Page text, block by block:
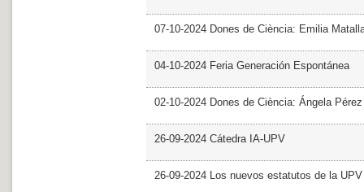
07-10-2024 Dones de Ciència: Emilia
04-10-2024 Feria Generación Espontánea
02-10-2024 Dones de Ciència: Ángela Pérez
26-09-2024 Cátedra IA-UPV
26-09-2024 Los nuevos estatutos de la